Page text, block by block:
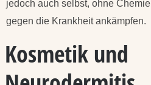
jedoch auch selbst, ohne Chemie
gegen die Krankheit ankämpfen.
Kosmetik und